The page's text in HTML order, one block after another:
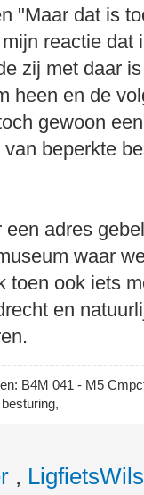
"Maar dat is
reactie dat
zij met daar
heen en de
gewoon
beperkte
een adres
waar
toen ook iets
en
B4M 041 - M5
,